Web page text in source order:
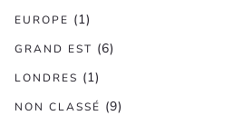
EUROPE (1)
GRAND EST (6)
LONDRES (1)
NON CLASSÉ (9)